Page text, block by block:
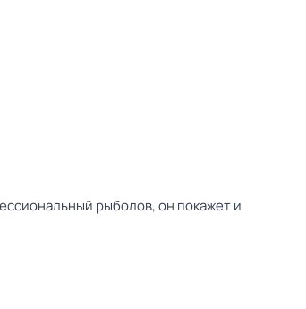
рыболов, он покажет и